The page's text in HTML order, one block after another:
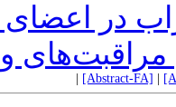
در اعضای
[Abstract-FA]